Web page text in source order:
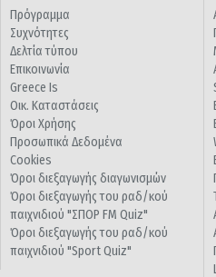
Πρόγραμμα
Συχνότητες
Δελτία τύπου
Επικοινωνία
Greece Is
Οικ. Καταστάσεις
Όροι Χρήσης
Προσωπικά Δεδομένα
Cookies
Όροι διεξαγωγής διαγωνισμών
Όροι διεξαγωγής του ραδ/κού
παιχνιδιού "ΣΠΟΡ FM Quiz"
Όροι διεξαγωγής του ραδ/κού
παιχνιδιού "Sport Quiz"